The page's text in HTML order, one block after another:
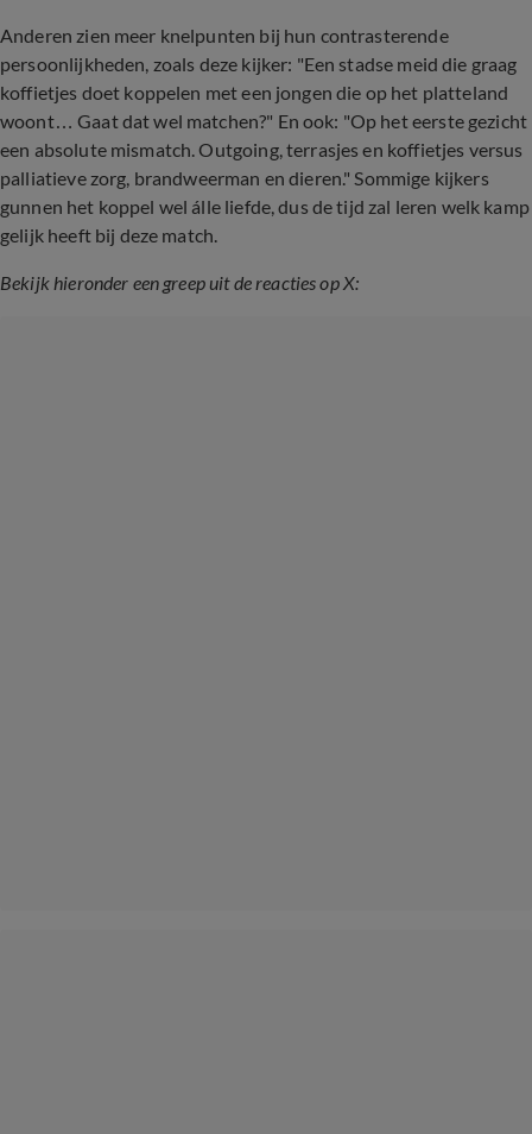
Anderen zien meer knelpunten bij hun contrasterende
persoonlijkheden, zoals deze kijker: "Een stadse meid die graag
koffietjes doet koppelen met een jongen die op het platteland
woont… Gaat dat wel matchen?" En ook: "Op het eerste gezicht
een absolute mismatch. Outgoing, terrasjes en koffietjes versus
palliatieve zorg, brandweerman en dieren." Sommige kijkers
gunnen het koppel wel álle liefde, dus de tijd zal leren welk kamp
gelijk heeft bij deze match.
Bekijk hieronder een greep uit de reacties op X: